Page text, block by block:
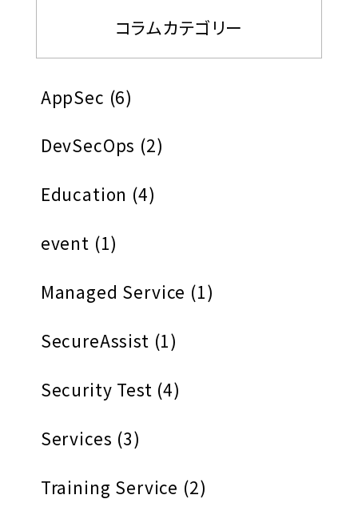
コラムカテゴリー
AppSec (6)
DevSecOps (2)
Education (4)
event (1)
Managed Service (1)
SecureAssist (1)
Security Test (4)
Services (3)
Training Service (2)